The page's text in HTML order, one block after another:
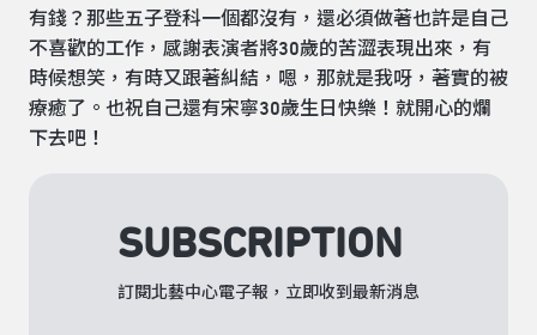
有錢？那些五子登科一個都沒有，還必須做著也許是自己
不喜歡的工作，感謝表演者將30歲的苦澀表現出來，有
時候想笑，有時又跟著糾結，嗯，那就是我呀，著實的被
療癒了。也祝自己還有宋寧30歲生日快樂！就開心的爛
下去吧！
SUBSCRIPTION
訂閱北藝中心電子報，立即收到最新消息